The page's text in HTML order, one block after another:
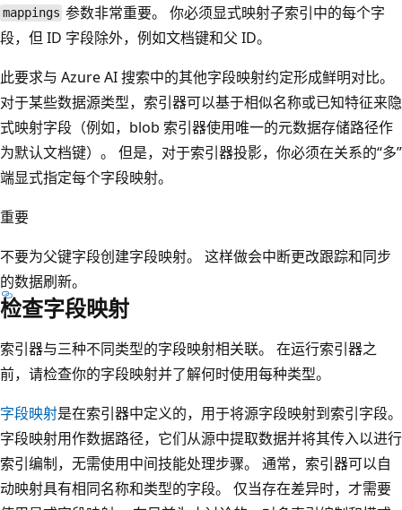
mappings 参数非常重要。 你必须显式映射子索引中的每个字
段，但 ID 字段除外，例如文档键和父 ID。
此要求与 Azure AI 搜索中的其他字段映射约定形成鲜明对比。
对于某些数据源类型，索引器可以基于相似名称或已知特征来隐
式映射字段（例如，blob 索引器使用唯一的元数据存储路径作
为默认文档键）。 但是，对于索引器投影，你必须在关系的“多”
端显式指定每个字段映射。
重要
不要为父键字段创建字段映射。 这样做会中断更改跟踪和同步
的数据刷新。
检查字段映射
索引器与三种不同类型的字段映射相关联。 在运行索引器之
前，请检查你的字段映射并了解何时使用每种类型。
字段映射是在索引器中定义的，用于将源字段映射到索引字段。
字段映射用作数据路径，它们从源中提取数据并将其传入以进行
索引编制，无需使用中间技能处理步骤。 通常，索引器可以自
动映射具有相同名称和类型的字段。 仅当存在差异时，才需要